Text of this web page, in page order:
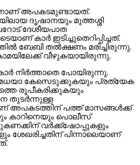
അപകടമുണ്ടായത്.
ദൃഷാനയും മുത്തശ്ശി
ദേശീയപാത
കാര്‍ ഇടിച്ചുതെറിപ്പിച്ചത്.
ബേബി തല്‍ക്ഷണം മരിച്ചിരുന്നു.
വീഴുകയായിരുന്നു.
നിര്‍ത്താതെ പോയിരുന്നു.
കേസെടുക്കുകയും പ്രത്യേക
രൂപീകരിക്കുകയും
തുടര്‍ന്നുള്ള
അപകടത്തിന് പത്ത് മാസങ്ങള്‍ക്ക്
കാറിനെയും പൊലീസ്
വര്‍ക്ക്‌ഷോപ്പുകളും
ശേഖരിച്ചതിന് പിന്നാലെയാണ്